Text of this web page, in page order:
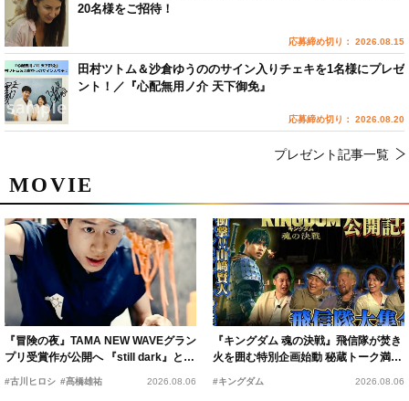
MOVIE
『冒険の夜』TAMA NEW WAVEグラン
プリ受賞作が公開へ 『still dark』と同
時上映決定
#古川ヒロシ #髙橋雄祐 2026.08.06
『キングダム 魂の決戦』飛信隊が焚き
火を囲む特別企画始動 秘蔵トーク満載
の“キングダムキャンプ”開催
#キングダム 2026.08.06
20名様をご招待！
応募締め切り： 2026.08.15
田村ツトム＆沙倉ゆうののサイン入りチェキを1名様にプレゼ
ント！／『心配無用ノ介 天下御免』
応募締め切り： 2026.08.20
プレゼント記事一覧